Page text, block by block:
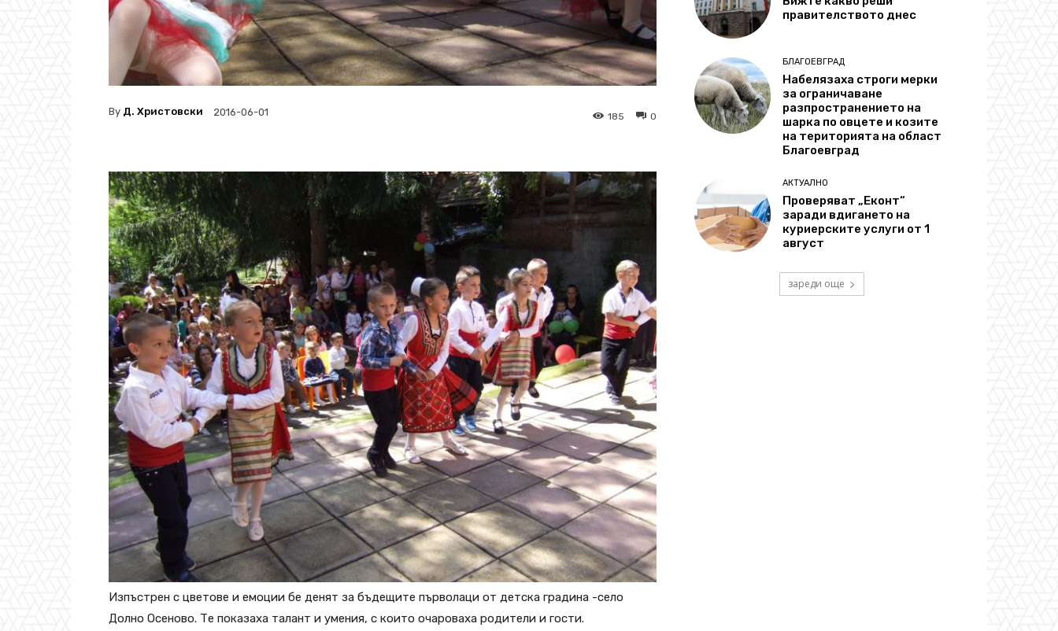
By Д. Христовски 2016-06-01 0
185
Изпъстрен с цветове и емоции бе денят за бъдещите първолаци от детска градина -село
Долно Осеново. Те показаха талант и умения, с които очароваха родители и гости.
правителството днес
БЛАГОЕВГРАД
Набелязаха строги мерки
за ограничаване
разпространението на
шарка по овцете и козите
на територията на област
Благоевград
АКТУАЛНО
Проверяват „Еконт“
заради вдигането на
куриерските услуги от 1
август
зареди още